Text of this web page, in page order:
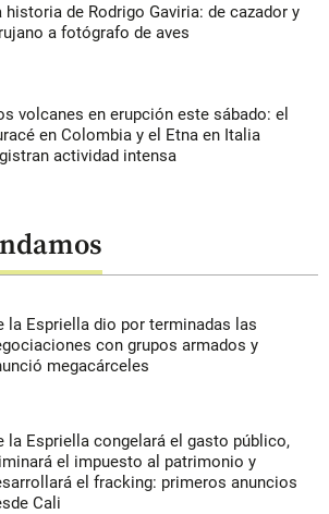
historia de Rodrigo Gaviria: de cazador y
a fotógrafo de aves
volcanes en erupción este sábado: el
en Colombia y el Etna en Italia
actividad intensa
la Espriella dio por terminadas las
con grupos armados y
megacárceles
la Espriella congelará el gasto público,
el impuesto al patrimonio y
el fracking: primeros anuncios
Cali